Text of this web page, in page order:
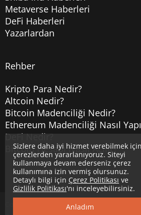
Metaverse Haberleri
DeFi Haberleri
Yazarlardan
Rehber
Kripto Para Nedir?
Altcoin Nedir?
Bitcoin Madenciliği Nedir?
Ethereum Madenciliği Nasıl
DeFi Nedir?
Bitcoin Hesabı Nasıl Açılır?
Uzmancoin
Sizlere daha iyi hizmet verebilmek için
çerezlerden yararlanıyoruz. Siteyi
kullanmaya devam ederseniz çerez
kullanımına izin vermiş olursunuz.
Detaylı bilgi için Çerez Politikası ve
Gizlilik Politikası'nı inceleyebilirsiniz.
Anladım